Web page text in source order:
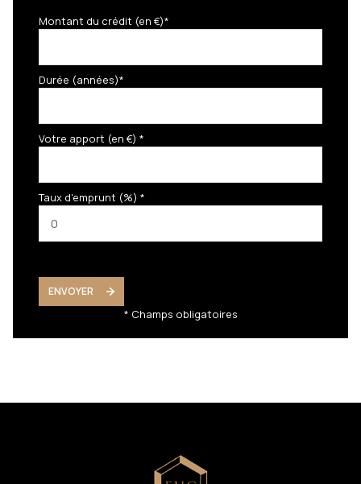
Montant du crédit (en €)*
Durée (années)*
Votre apport (en €) *
Taux d'emprunt (%) *
ENVOYER
* Champs obligatoires